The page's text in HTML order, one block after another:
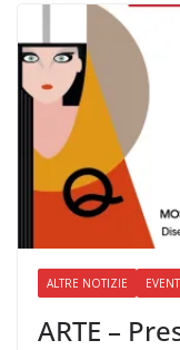
ALTRE NOTIZIE
ARTE –